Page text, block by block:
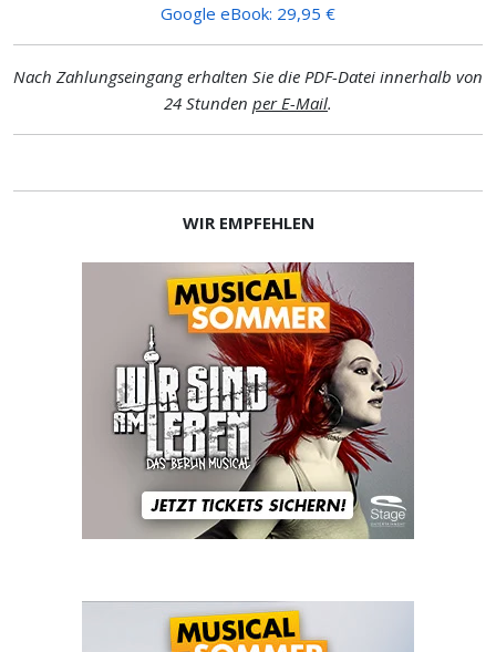
Google eBook: 29,95 €
Nach Zahlungseingang erhalten Sie die PDF-Datei innerhalb von
24 Stunden per E-Mail.
WIR EMPFEHLEN